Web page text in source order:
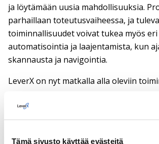
Tämä sivusto käyttää evästeitä
ja löytämään uusia mahdollisuuksia.
parhaillaan toteutusvaiheessa, ja
toiminnallisuudet voivat tukea myös
automatisointia ja laajentamista, kun
skannausta ja navigointia.
LeverX on nyt matkalla alla oleviin
Markkinoille saattaminen
toiminnallisuuden